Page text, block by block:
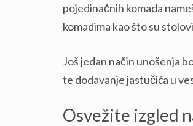
pojedinačnih komada
komadima kao što su
Još jedan način unošenja
te dodavanje jastučića u
Osvežite izgled